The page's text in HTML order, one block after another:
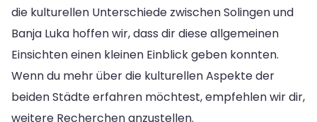
die kulturellen Unterschiede zwischen Solingen und
Banja Luka hoffen wir, dass dir diese allgemeinen
Einsichten einen kleinen Einblick geben konnten.
Wenn du mehr über die kulturellen Aspekte der
beiden Städte erfahren möchtest, empfehlen wir dir,
weitere Recherchen anzustellen.